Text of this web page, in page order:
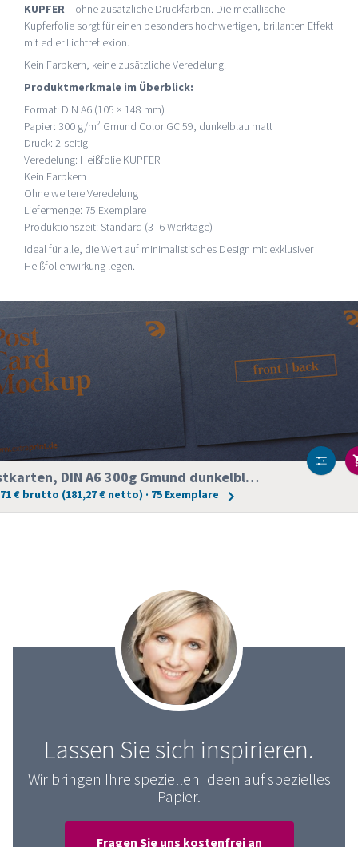
KUPFER– ohne zusätzliche Druckfarben. Die metallische
Kupferfolie sorgt für einen besonders hochwertigen, brillanten Effekt
mit edler Lichtreflexion.
Kein Farbkern, keine zusätzliche Veredelung.
Produktmerkmale im Überblick:
Format: DIN A6 (105 × 148 mm)
Papier: 300 g/m² Gmund Color GC 59, dunkelblau matt
Druck: 2-seitig
Veredelung: Heißfolie KUPFER
Kein Farbkern
Ohne weitere Veredelung
Liefermenge: 75 Exemplare
Produktionszeit: Standard (3–6 Werktage)
Ideal für alle, die Wert auf minimalistisches Design mit exklusiver
Heißfolienwirkung legen.
Postkarten, DIN A6 300g Gmund dunkelblau Heißfolie KUPFER
€ brutto (181,27 € netto) · 75 Exemplare
Lassen Sie sich inspirieren.
Wir bringen Ihre speziellen Ideen auf spezielles
Papier.
Fragen Sie uns kostenfrei an